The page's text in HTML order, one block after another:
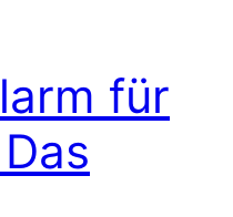
für